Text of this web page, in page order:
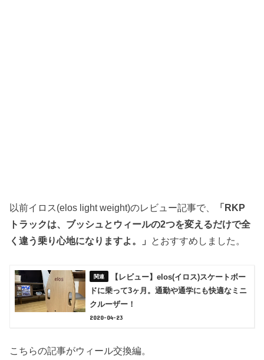
以前イロス(elos light weight)のレビュー記事で、
「RKP
トラックは、ブッシュとウィールの2つを変えるだけで全
く違う乗り心地になりますよ。」 とおすすめしました。
【レビュー】elos(イロス)スケートボー
ドに乗って3ヶ月。通勤や通学にも快適なミニ
クルーザー！
2020-04-23
こちらの記事がウィール交換編。